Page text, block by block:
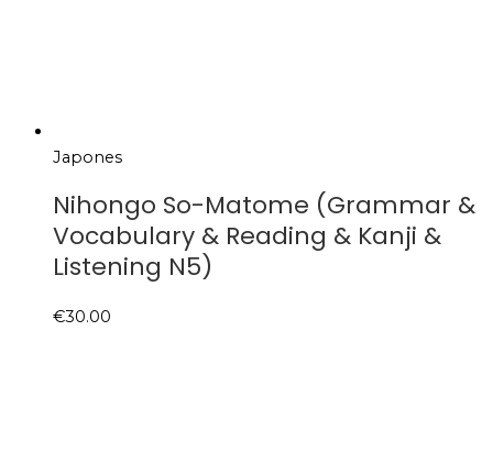
Japones
Nihongo So-Matome (Grammar &
Vocabulary & Reading & Kanji &
Listening N5)
€30.00